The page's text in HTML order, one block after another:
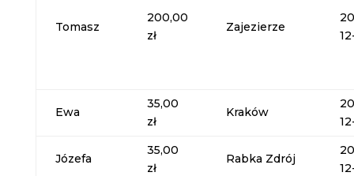
Tomasz
200,00
zł
Zajezierze
Ewa
35,00
zł
Kraków
Józefa
35,00
zł
Rabka Zdrój